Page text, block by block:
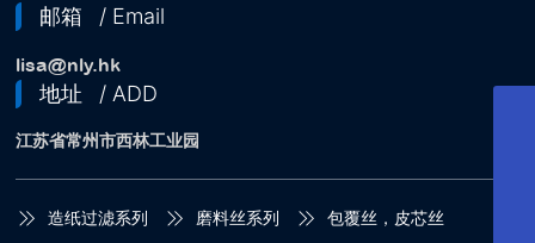
邮箱 / Email
lisa@nly.hk
地址 / ADD
江苏省常州市西林工业园
造纸过滤系列 磨料丝系列 包覆丝，皮芯丝
15206119288
13706127688